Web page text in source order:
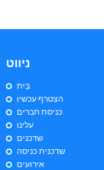
ניווט
בַּיִת
הצטרף עכשיו
כניסת חברים
עלינו
שדכנים
שדכנית כניסה
אירועים